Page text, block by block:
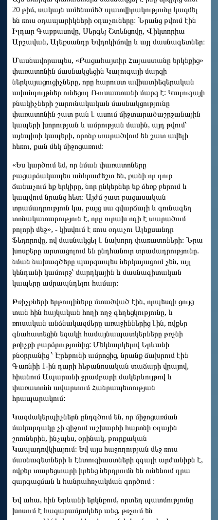
20 թիմ, սակայն ամենամեծ պատվիրակությունը կազմել
են ռուս օդապարիկների օդաչուները։ Նրանց թվում էին
Իլդար Գաբբասովը, Սերգեյ Շտենցովը, Վիկտորիա
Արշավան, Ալեքսանդր Եվդոկիմովը և այլ մասնագետներ։
Մասնավորապես, «Բացահայտիր Հայաստանը երկնքից»
փառատոնին մասնակցեցին Կալուգայի մարզի
ներկայացուցիչները, որը հարուստ ավիատիեզերական
ավանդույթներ ունեցող Ռուսաստանի մարզ է: Կալուգայի
բնակիչների շարունակական մասնակցությունը
փառատոնին շատ բան է ասում միջտարածաշրջանային
կապերի խորության և ամրության մասին, այդ թվում՝
այնպիսի կապերի, որոնք տարածվում են շատ ավելի
հեռու, քան մեկ միջոցառում։
«Ես կարծում եմ, որ նման փառատոները
բացարձակապես անհրաժեշտ են, քանի որ դուք
ճանաչում եք երկիրը, նոր ընկերներ եք ձեռք բերում և
կապվում նրանց հետ։ Այժմ շատ բացասական
տրամադրություն կա, բայց սա զվարճալի և գունագեղ
տոնակատարություն է, որը ուրախ ոգի է տարածում
բոլորի մեջ», - կիսվում է ռուս օդաչու Ալեքսանդր
Ֆեդորովը, ով մասնակցել է նախորդ փառատոների։ Նրա
խոսքերը արտացոլում են ընդհանուր տրամադրությունը.
նման նախագծերը պարզապես ներկայացում չեն, այլ
կենդանի կամուրջ՝ մարդկային և մասնագիտական ​​
կապերը ամրապնդելու համար։
Թռիչքների երթուղիները մտածված էին, որպեսզի ցույց
տան հին հայկական հողի ողջ գեղեցկությունը, և
ռուսական անձնակազմերը առաջիններից էին, ովքեր
գնահատեցին եզակի համայնապատկերները թռչնի
թռիչքի բարձրությունից: Մեկնարկելով Երևանի
բնօրրանից ՝ Էրեբունի ամրոցից, նրանք ճախրում էին
Գառնիի 1-ին դարի հեթանոսական տաճարի վրայով,
հիանում Ապարանի ջրամբարի մակերևույթով և
փառատոնն ավարտում Հանրապետության
հրապարակում:
Կազմակերպիչներն ընդգծում են, որ միջոցառման
մակարդակը չի զիջում աշխարհի հայտնի օդային
շոուներին, ինչպես, օրինակ, թուրքական
Կապադովկիայում: Եվ այս հաջողության մեջ ռուս
մասնագետների և էնտուզիաստների զգալի արժանիքն է,
ովքեր տարեցտարի իրենց ներդրումն են ունենում դրա
զարգացման և հանրահռչակման գործում ։
Եվ ահա, հին Երևանի երկնքում, որտեղ պատմությունը
խոսում է հազարամյակներ անց, թռչում են